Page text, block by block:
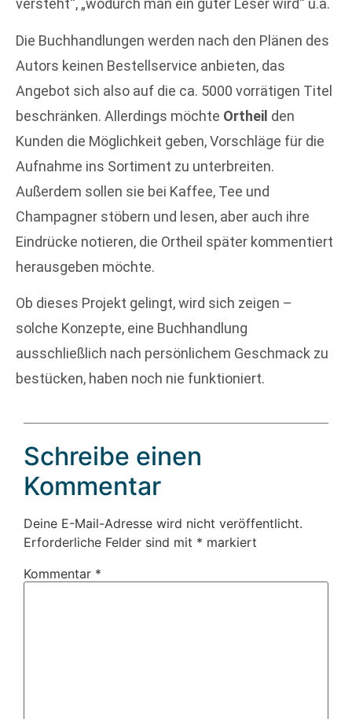
versteht“, „wodurch man ein guter Leser wird“ u.ä.
Die Buchhandlungen werden nach den Plänen des
Autors keinen Bestellservice anbieten, das
Angebot sich also auf die ca. 5000 vorrätigen Titel
beschränken. Allerdings möchte Ortheil den
Kunden die Möglichkeit geben, Vorschläge für die
Aufnahme ins Sortiment zu unterbreiten.
Außerdem sollen sie bei Kaffee, Tee und
Champagner stöbern und lesen, aber auch ihre
Eindrücke notieren, die Ortheil später kommentiert
herausgeben möchte.
Ob dieses Projekt gelingt, wird sich zeigen –
solche Konzepte, eine Buchhandlung
ausschließlich nach persönlichem Geschmack zu
bestücken, haben noch nie funktioniert.
Schreibe einen
Kommentar
Deine E-Mail-Adresse wird nicht veröffentlicht.
Erforderliche Felder sind mit * markiert
Kommentar *